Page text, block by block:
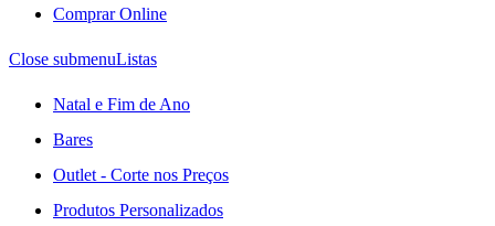
Comprar Online
Close submenuListas
Natal e Fim de Ano
Bares
Outlet - Corte nos Preços
Produtos Personalizados